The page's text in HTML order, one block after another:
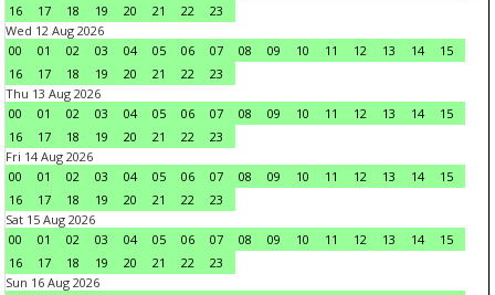
16
17 18 19 20 21 22
23
Wed 12 Aug 2026
00
01 02 03 04 05 06 07 08 09 10 11 12 13 14
15
16
17 18 19 20 21 22
23
Thu 13 Aug 2026
00
01 02 03 04 05 06 07 08 09 10 11 12 13 14
15
16
17 18 19 20 21 22
23
Fri 14 Aug 2026
00
01 02 03 04 05 06 07 08 09 10 11 12 13 14
15
16
17 18 19 20 21 22
23
Sat 15 Aug 2026
00
01 02 03 04 05 06 07 08 09 10 11 12 13 14
15
16
17 18 19 20 21 22
23
Sun 16 Aug 2026